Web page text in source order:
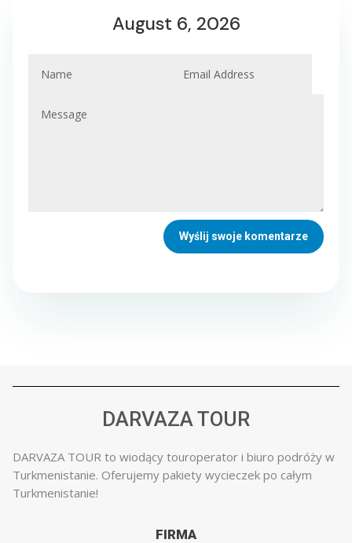
August 6, 2026
Wyślij swoje komentarze
DARVAZA TOUR
DARVAZA TOUR to wiodący touroperator i biuro podróży w
Turkmenistanie. Oferujemy pakiety wycieczek po całym
Turkmenistanie!
FIRMA